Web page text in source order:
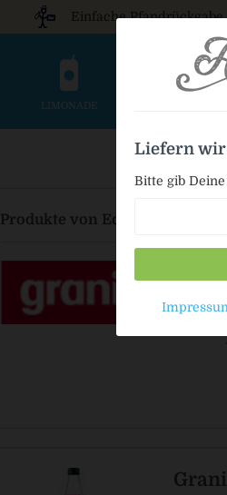
Einfache Pfandrückgabe
LIMONADE
Produkte von Eckes-Granini
Liefern wir
Bitte gib